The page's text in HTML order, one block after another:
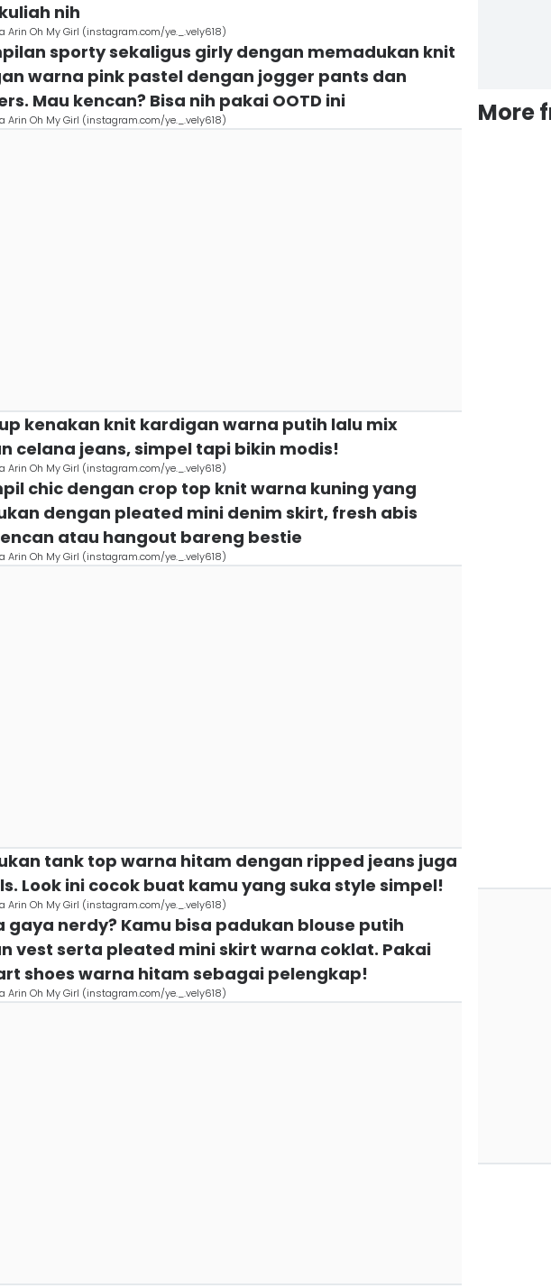
nih
Arin Oh My Girl (instagram.com/ye._.vely618)
sporty sekaligus girly dengan memadukan knit
warna pink pastel dengan jogger pants dan
Mau kencan? Bisa nih pakai OOTD ini
Arin Oh My Girl (instagram.com/ye._.vely618)
kenakan knit kardigan warna putih lalu mix
celana jeans, simpel tapi bikin modis!
Arin Oh My Girl (instagram.com/ye._.vely618)
chic dengan crop top knit warna kuning yang
dengan pleated mini denim skirt, fresh abis
atau hangout bareng bestie
Arin Oh My Girl (instagram.com/ye._.vely618)
tank top warna hitam dengan ripped jeans juga
Look ini cocok buat kamu yang suka style simpel!
Arin Oh My Girl (instagram.com/ye._.vely618)
gaya nerdy? Kamu bisa padukan blouse putih
vest serta pleated mini skirt warna coklat. Pakai
shoes warna hitam sebagai pelengkap!
Arin Oh My Girl (instagram.com/ye._.vely618)
More